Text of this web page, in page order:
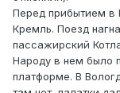
Перед прибытием в
Кремль. Поезд
пассажирский
Народу в нем было
платформе. В